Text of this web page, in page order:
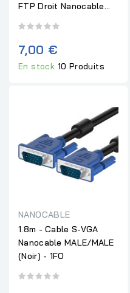
FTP Droit Nanocable...
7,00 €
En stock 10 Produits
NANOCABLE
1.8m - Cable S-VGA
Nanocable MALE/MALE
(Noir) - 1FO